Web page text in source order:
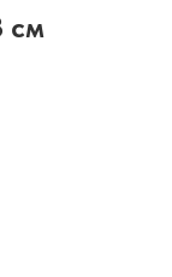
см